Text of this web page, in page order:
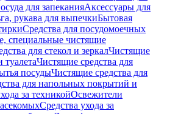
для запеканияАксессуары для
рукава для выпечкиБытовая
Средства для посудомоечных
специальные чистящие
для стекол и зеркалЧистящие
туалетаЧистящие средства для
посудыЧистящие средства для
для напольных покрытий и
за техникойОсвежители
Средства ухода за